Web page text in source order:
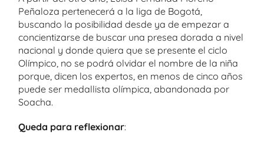
Peñaloza pertenecerá a la liga de Bogotá,
buscando la posibilidad desde ya de empezar a
concientizarse de buscar una presea dorada a nivel
nacional y donde quiera que se presente el ciclo
Olímpico, no se podrá olvidar el nombre de la niña
porque, dicen los expertos, en menos de cinco años
puede ser medallista olímpica, abandonada por
Soacha.
Queda para reflexionar: